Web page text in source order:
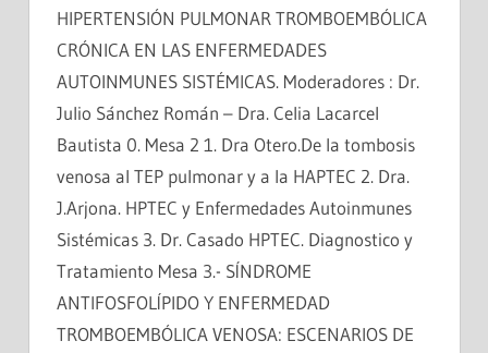
HIPERTENSIÓN PULMONAR TROMBOEMBÓLICA
CRÓNICA EN LAS ENFERMEDADES
AUTOINMUNES SISTÉMICAS. Moderadores : Dr.
Julio Sánchez Román – Dra. Celia Lacarcel
Bautista 0. Mesa 2 1. Dra Otero.De la tombosis
venosa al TEP pulmonar y a la HAPTEC 2. Dra.
J.Arjona. HPTEC y Enfermedades Autoinmunes
Sistémicas 3. Dr. Casado HPTEC. Diagnostico y
Tratamiento Mesa 3.- SÍNDROME
ANTIFOSFOLÍPIDO Y ENFERMEDAD
TROMBOEMBÓLICA VENOSA: ESCENARIOS DE